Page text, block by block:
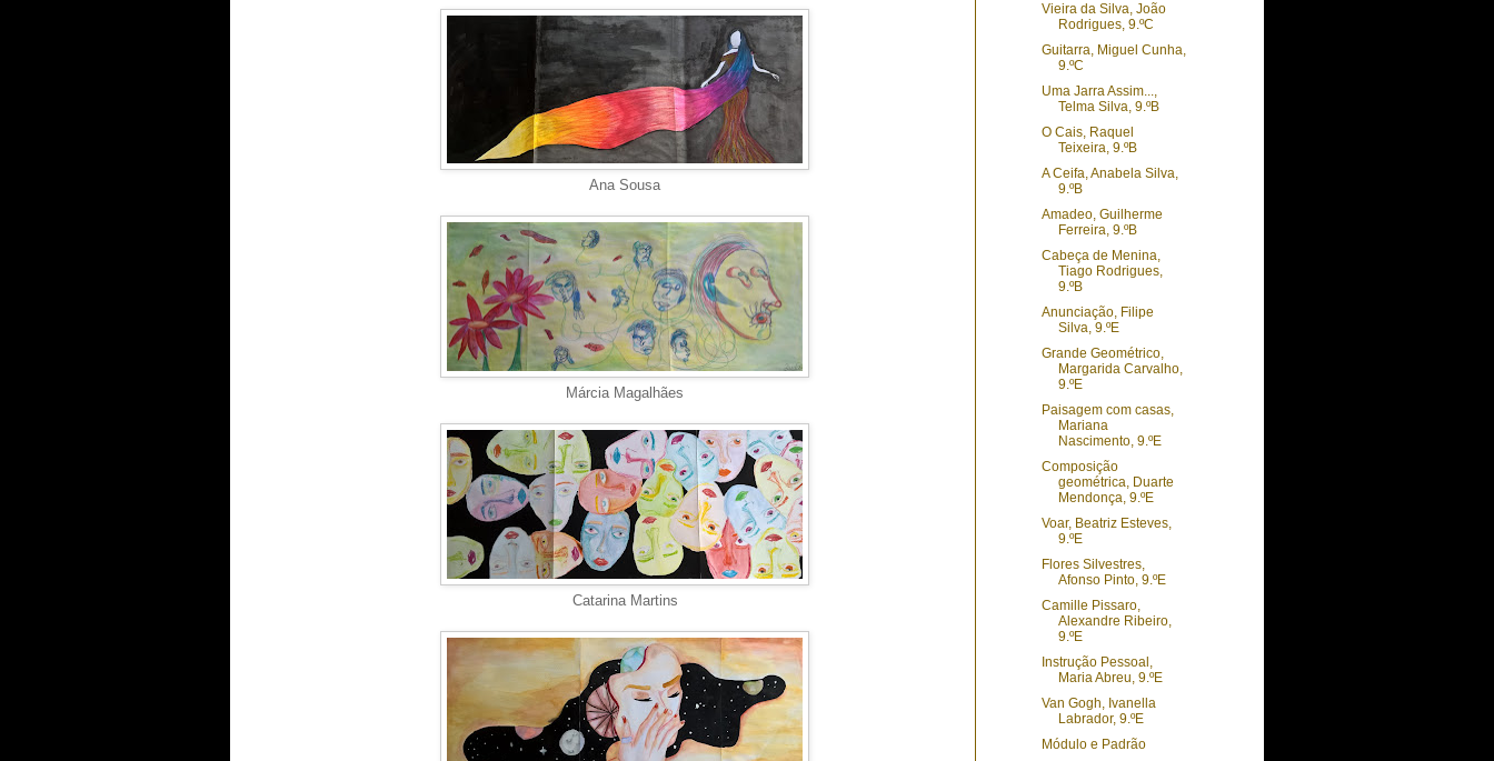
Ana Sousa
Márcia Magalhães
Catarina Martins
Vieira da Silva, João
Rodrigues, 9.ºC
Guitarra, Miguel Cunha,
9.ºC
Uma Jarra Assim...,
Telma Silva, 9.ºB
O Cais, Raquel
Teixeira, 9.ºB
A Ceifa, Anabela Silva,
9.ºB
Amadeo, Guilherme
Ferreira, 9.ºB
Cabeça de Menina,
Tiago Rodrigues,
9.ºB
Anunciação, Filipe
Silva, 9.ºE
Grande Geométrico,
Margarida Carvalho,
9.ºE
Paisagem com casas,
Mariana
Nascimento, 9.ºE
Composição
geométrica, Duarte
Mendonça, 9.ºE
Voar, Beatriz Esteves,
9.ºE
Flores Silvestres,
Afonso Pinto, 9.ºE
Camille Pissaro,
Alexandre Ribeiro,
9.ºE
Instrução Pessoal,
Maria Abreu, 9.ºE
Van Gogh, Ivanella
Labrador, 9.ºE
Módulo e Padrão